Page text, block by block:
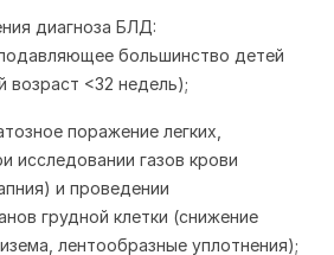
диагноза БЛД:
большинство детей
возраст <32 недель);
поражение легких,
исследовании газов крови
и проведении
грудной клетки (снижение
лентообразные уплотнения);